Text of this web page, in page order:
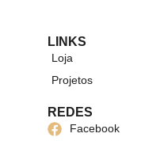
LINKS
Loja
Projetos
REDES
Facebook